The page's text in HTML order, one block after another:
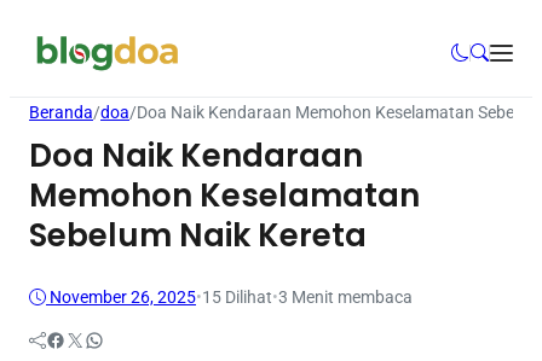
Beranda/doa/Doa Naik Kendaraan Memohon Keselamatan
Doa Naik Kendaraan
Memohon Keselamatan
Sebelum Naik Kereta
November 26, 2025•15 Dilihat•3 Menit membaca
Facebook Twitter WhatsApp